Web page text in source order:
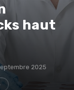
haut
2025